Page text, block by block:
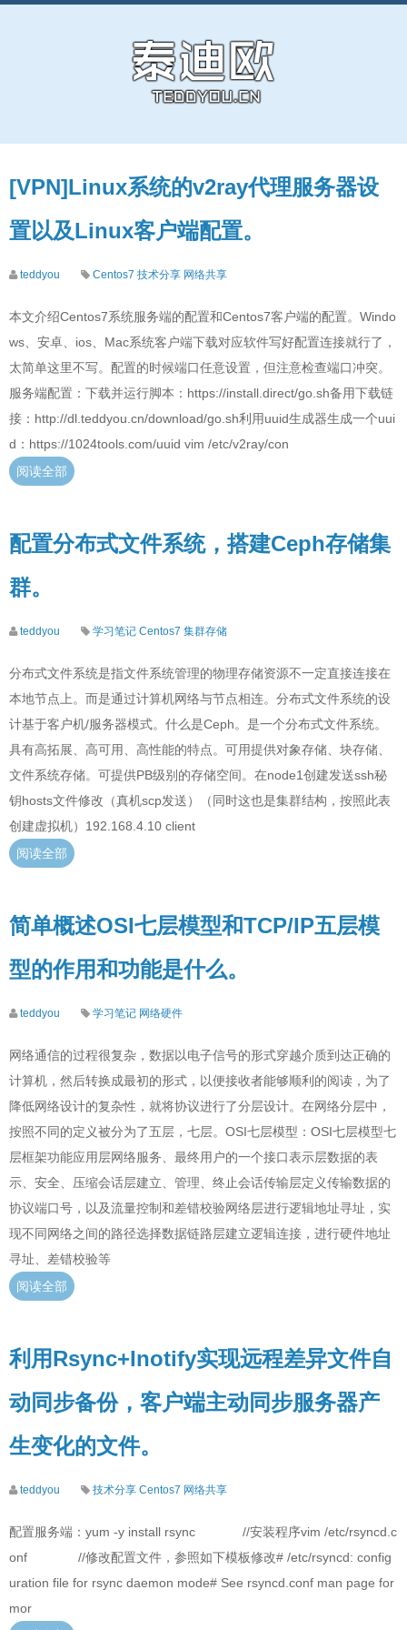
[VPN]Linux系统的v2ray代理服务器设
置以及Linux客户端配置。
teddyou Centos7 技术分享 网络共享
本文介绍Centos7系统服务端的配置和Centos7客户端的配置。Windo
ws、安卓、ios、Mac系统客户端下载对应软件写好配置连接就行了，
太简单这里不写。配置的时候端口任意设置，但注意检查端口冲突。
服务端配置：下载并运行脚本：https://install.direct/go.sh备用下载链
接：http://dl.teddyou.cn/download/go.sh利用uuid生成器生成一个uui
d：https://1024tools.com/uuid vim /etc/v2ray/con
阅读全部
配置分布式文件系统，搭建Ceph存储集
群。
teddyou 学习笔记 Centos7 集群存储
分布式文件系统是指文件系统管理的物理存储资源不一定直接连接在
本地节点上。而是通过计算机网络与节点相连。分布式文件系统的设
计基于客户机/服务器模式。什么是Ceph。是一个分布式文件系统。
具有高拓展、高可用、高性能的特点。可用提供对象存储、块存储、
文件系统存储。可提供PB级别的存储空间。在node1创建发送ssh秘
钥hosts文件修改（真机scp发送）（同时这也是集群结构，按照此表
创建虚拟机）192.168.4.10 client
阅读全部
简单概述OSI七层模型和TCP/IP五层模
型的作用和功能是什么。
teddyou 学习笔记 网络硬件
网络通信的过程很复杂，数据以电子信号的形式穿越介质到达正确的
计算机，然后转换成最初的形式，以便接收者能够顺利的阅读，为了
降低网络设计的复杂性，就将协议进行了分层设计。在网络分层中，
按照不同的定义被分为了五层，七层。OSI七层模型：OSI七层模型七
层框架功能应用层网络服务、最终用户的一个接口表示层数据的表
示、安全、压缩会话层建立、管理、终止会话传输层定义传输数据的
协议端口号，以及流量控制和差错校验网络层进行逻辑地址寻址，实
现不同网络之间的路径选择数据链路层建立逻辑连接，进行硬件地址
寻址、差错校验等
阅读全部
利用Rsync+Inotify实现远程差异文件自
动同步备份，客户端主动同步服务器产
生变化的文件。
teddyou 技术分享 Centos7 网络共享
配置服务端：yum -y install rsync //安装程序vim /etc/rsyncd.c
onf //修改配置文件，参照如下模板修改# /etc/rsyncd: config
uration file for rsync daemon mode# See rsyncd.conf man page for
mor